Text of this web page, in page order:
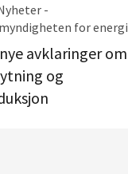
-
for energi
avklaringer om
og